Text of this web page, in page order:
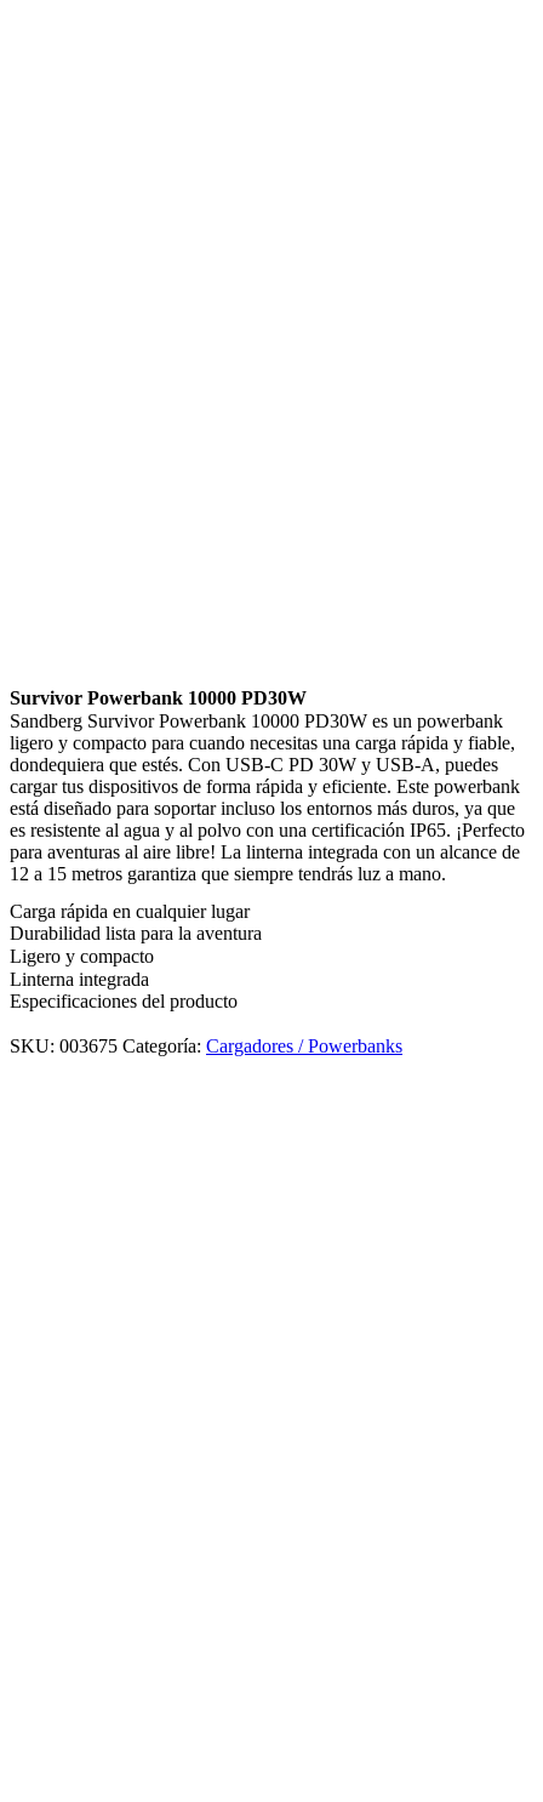
Survivor Powerbank 10000 PD30W
Sandberg Survivor Powerbank 10000 PD30W es un powerbank
ligero y compacto para cuando necesitas una carga rápida y fiable,
dondequiera que estés. Con USB-C PD 30W y USB-A, puedes
cargar tus dispositivos de forma rápida y eficiente. Este powerbank
está diseñado para soportar incluso los entornos más duros, ya que
es resistente al agua y al polvo con una certificación IP65. ¡Perfecto
para aventuras al aire libre! La linterna integrada con un alcance de
12 a 15 metros garantiza que siempre tendrás luz a mano.
Carga rápida en cualquier lugar
Durabilidad lista para la aventura
Ligero y compacto
Linterna integrada
Especificaciones del producto
SKU: 003675 Categoría: Cargadores / Powerbanks